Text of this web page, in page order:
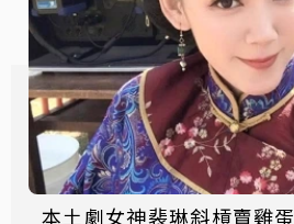
本土劇女神裴琳斜槓賣雞